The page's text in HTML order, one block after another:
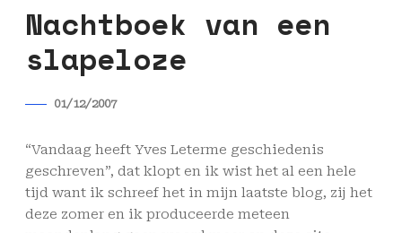
Nachtboek van een
slapeloze
01/12/2007
“Vandaag heeft Yves Leterme geschiedenis
geschreven”, dat klopt en ik wist het al een hele
tijd want ik schreef het in mijn laatste blog, zij het
deze zomer en ik produceerde meteen